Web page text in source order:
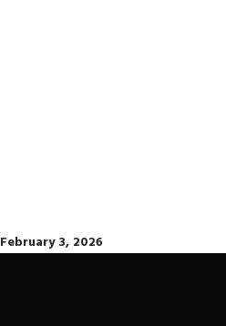
February 3, 2026